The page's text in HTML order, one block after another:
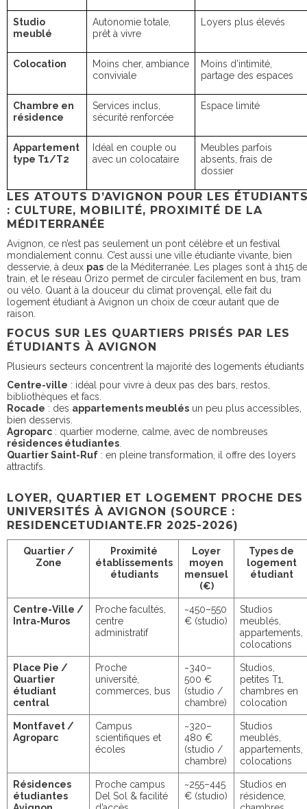
Studio
meublé
Autonomie totale,
prêt à vivre
Loyers plus élevés
Colocation
Moins cher, ambiance
conviviale
Moins d’intimité,
partage des espaces
Chambre en
résidence
Services inclus,
sécurité renforcée
Espace limité
Appartement
type T1/T2
Idéal en couple ou
avec un colocataire
Meubles parfois
absents, frais de
dossier
LES ATOUTS D’AVIGNON POUR LES
: CULTURE, MOBILITÉ, PROXIMITÉ DE LA
MÉDITERRANÉE
Avignon, ce n’est pas seulement un pont célèbre et un festival
mondialement connu. C’est aussi une ville étudiante vivante, bien
desservie, à deux pas de la Méditerranée. Les plages sont à 1h15 de
train, et le réseau Orizo permet de circuler facilement en bus, tram
ou vélo. Quant à la douceur du climat provençal, elle fait du
logement étudiant à Avignon un choix de cœur autant que de
raison.
FOCUS SUR LES QUARTIERS PRISÉS PAR LES
ÉTUDIANTS À AVIGNON
Plusieurs secteurs concentrent la majorité des logements étudiants
Centre-ville : idéal pour vivre à deux pas des bars, restos,
bibliothèques et facs.
Rocade : des appartements meublés un peu plus accessibles,
bien desservis.
Agroparc : quartier moderne, calme, avec de nombreuses
résidences étudiantes
Quartier Saint-Ruf : en pleine transformation, il offre des loyers
attractifs.
LOYER, QUARTIER ET LOGEMENT PROCHE DES
UNIVERSITÉS À AVIGNON (SOURCE :
RESIDENCETUDIANTE.FR 2025-2026)
Quartier /
Zone
Proximité
établissements
étudiants
Loyer
moyen
mensuel
(€)
Types de
logement
étudiant
Centre-Ville /
Intra-Muros
Proche facultés,
centre
administratif
~450–550
€ (studio)
Studios
meublés,
appartements,
colocations
Place Pie /
Quartier
étudiant
central
Proche
université,
commerces, bus
~340–
500 €
(studio /
chambre)
Studios,
petites T1,
chambres en
colocation
Montfavet /
Agroparc
Campus
scientifiques et
écoles
~320–
480 €
(studio /
chambre)
Studios
meublés,
appartements,
colocations
Résidences
étudiantes
Proche campus
Del Sol & facilité
~255–445
€ (studio)
Studios en
résidence,